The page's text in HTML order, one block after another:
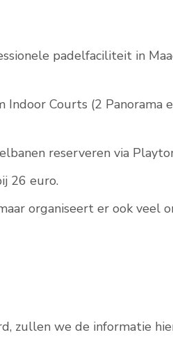
padelfaciliteit in
Courts (2 Panorama
reserveren via
26 euro.
organiseert er ook veel
zullen we de informatie